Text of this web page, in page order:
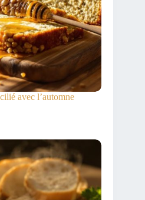
avec l’automne